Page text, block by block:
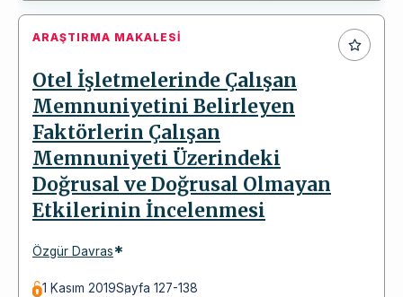
ARAŞTIRMA MAKALESI
Otel İşletmelerinde Çalışan
Memnuniyetini Belirleyen
Faktörlerin Çalışan
Memnuniyeti Üzerindeki
Doğrusal ve Doğrusal Olmayan
Etkilerinin İncelenmesi
Özgür Davras*
1 Kasım 2019Sayfa 127-138